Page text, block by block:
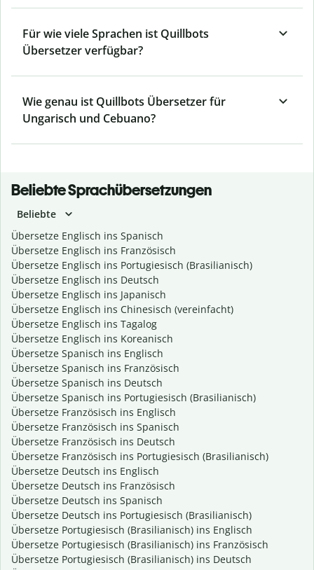
Für wie viele Sprachen ist Quillbots
Übersetzer verfügbar?
Wie genau ist Quillbots Übersetzer für
Ungarisch und Cebuano?
Beliebte Sprachübersetzungen
Beliebte
Übersetze Englisch ins Spanisch
Übersetze Englisch ins Französisch
Übersetze Englisch ins Portugiesisch (Brasilianisch)
Übersetze Englisch ins Deutsch
Übersetze Englisch ins Japanisch
Übersetze Englisch ins Chinesisch (vereinfacht)
Übersetze Englisch ins Tagalog
Übersetze Englisch ins Koreanisch
Übersetze Spanisch ins Englisch
Übersetze Spanisch ins Französisch
Übersetze Spanisch ins Deutsch
Übersetze Spanisch ins Portugiesisch (Brasilianisch)
Übersetze Französisch ins Englisch
Übersetze Französisch ins Spanisch
Übersetze Französisch ins Deutsch
Übersetze Französisch ins Portugiesisch (Brasilianisch)
Übersetze Deutsch ins Englisch
Übersetze Deutsch ins Französisch
Übersetze Deutsch ins Spanisch
Übersetze Deutsch ins Portugiesisch (Brasilianisch)
Übersetze Portugiesisch (Brasilianisch) ins Englisch
Übersetze Portugiesisch (Brasilianisch) ins Französisch
Übersetze Portugiesisch (Brasilianisch) ins Deutsch